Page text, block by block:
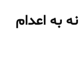
به اعدام